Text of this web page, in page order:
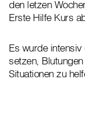
den letzen
Erste Hilfe Kurs
Es wurde
setzen,
Situationen zu